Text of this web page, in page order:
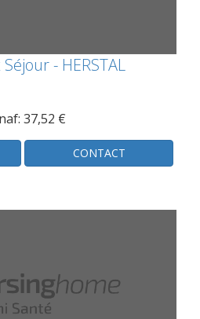
- HERSTAL
37,52 €
CONTACT